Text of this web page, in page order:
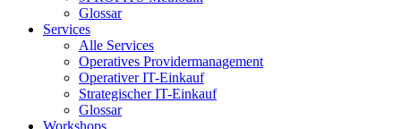
Glossar
Services
Alle Services
Operatives Providermanagement
Operativer IT-Einkauf
Strategischer IT-Einkauf
Glossar
Workshops